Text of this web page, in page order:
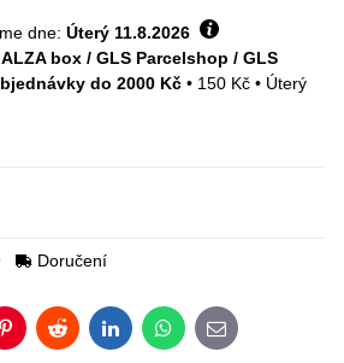
dne: Úterý 11.8.2026
ALZA box / GLS Parcelshop / GLS
do 2000 Kč • 150 Kč • Úterý
Doručení
PinterestRedditLinkedInWhatsApp
E-mail